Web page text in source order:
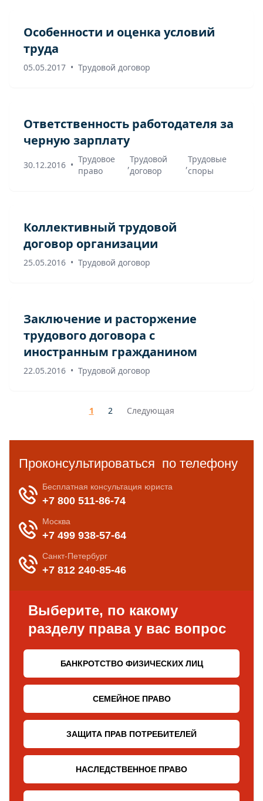
Особенности и оценка условий
труда
05.05.2017 • Трудовой договор
Ответственность работодателя за
черную зарплату
30.12.2016 •
Трудовое
право
,
Трудовой
договор
,
Трудовые
споры
Коллективный трудовой
договор организации
25.05.2016 • Трудовой договор
Заключение и расторжение
трудового договора с
иностранным гражданином
22.05.2016 • Трудовой договор
1 2 Следующая